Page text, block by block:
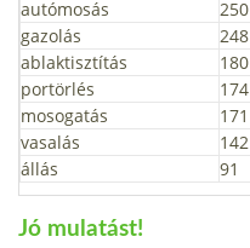
autómosás 250
gazolás
248
ablaktisztítás
180
portörlés
174
mosogatás
171
vasalás
142
állás
91
Jó mulatást!